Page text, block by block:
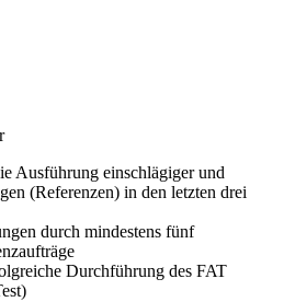
Ausführung einschlägiger und
(Referenzen) in den letzten drei
durch mindestens fünf
Durchführung des FAT